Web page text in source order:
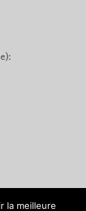
la meilleure